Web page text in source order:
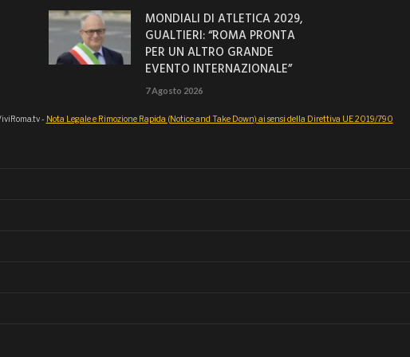
MONDIALI DI ATLETICA 2029,
GUALTIERI: “ROMA PRONTA
PER UN ALTRO GRANDE
EVENTO INTERNAZIONALE”
7 Agosto 2026
- Nota Legale e Rimozione Rapida (Notice and Take Down) ai sensi della Direttiva UE 2019/790